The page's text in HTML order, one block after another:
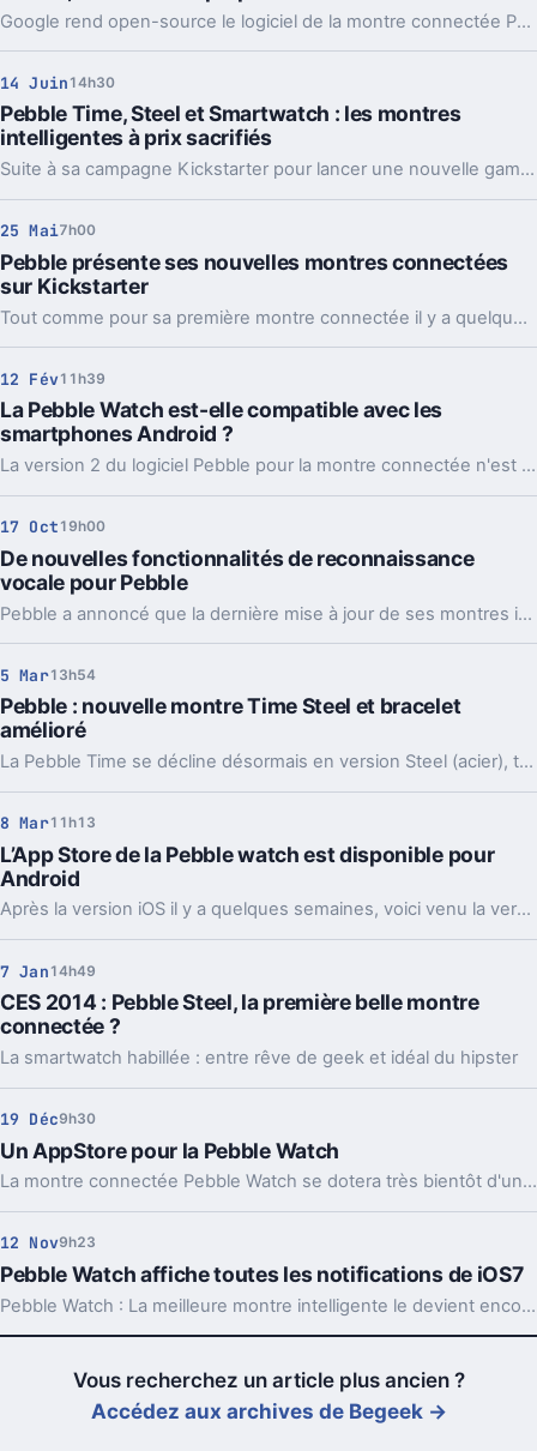
Google rend open-source le logiciel de la montre connectée Pebble, pendant que son créateur travaille sur un nouveau modèle.
14 Juin 14h30
Pebble Time, Steel et Smartwatch : les montres
intelligentes à prix sacrifiés
Suite à sa campagne Kickstarter pour lancer une nouvelle gamme de montres, Pebble écrème ses anciens mais toujours excellents modèles.
25 Mai7h00
Pebble présente ses nouvelles montres connectées
sur Kickstarter
Tout comme pour sa première montre connectée il y a quelques années, Peeble choisit Kickstarter pour lancer sa nouvelle gamme de produits connectés.
12 Fév11h39
La Pebble Watch est-elle compatible avec les
smartphones Android ?
La version 2 du logiciel Pebble pour la montre connectée n'est pas encore sortie pour Android, mais vous pouvez déjà la tester.
17 Oct 19h00
De nouvelles fonctionnalités de reconnaissance
vocale pour Pebble
Pebble a annoncé que la dernière mise à jour de ses montres intelligentes ajoute la reconnaissance vocale. Les développeurs vont donc pouvoir utiliser le kit de développement pour profiter de cette fonctionnalité.
5 Mar13h54
Pebble : nouvelle montre Time Steel et bracelet
amélioré
La Pebble Time se décline désormais en version Steel (acier), tandis que le constructeur dévoile un bracelet intéressant et ouvert.
8 Mar11h13
L’App Store de la Pebble watch est disponible pour
Android
Après la version iOS il y a quelques semaines, voici venu la version Android !
7 Jan 14h49
CES 2014 : Pebble Steel, la première belle montre
connectée ?
La smartwatch habillée : entre rêve de geek et idéal du hipster
19 Déc9h30
Un AppStore pour la Pebble Watch
La montre connectée Pebble Watch se dotera très bientôt d'un store d'application et de skins
12 Nov9h23
Pebble Watch affiche toutes les notifications de iOS7
Pebble Watch : La meilleure montre intelligente le devient encore plus grâce à iOS7
Vous recherchez un article plus ancien ?
Accédez aux archives de Begeek →